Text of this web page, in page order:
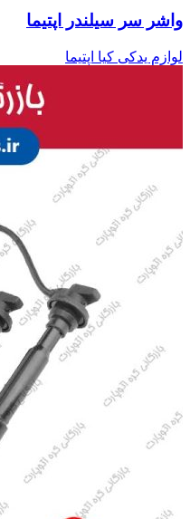
واشر سر سیلندر اپتیما
لوازم یدکی کیا اپتیما